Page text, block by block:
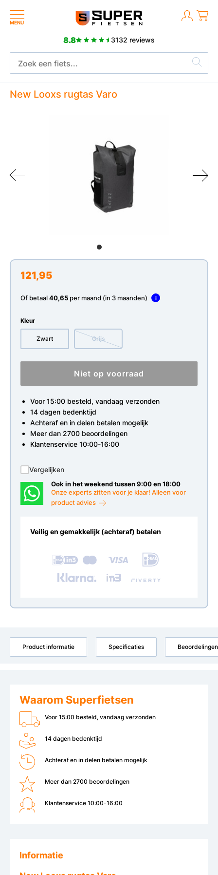
MENU
8.8 3132 reviews
2 jaar fabrieksgarantie
New Looxs rugtas Varo
121,95
Of betaal40,65 per maand (in 3 maanden) i
Kleur
Zwart Grijs
Niet op voorraad
Voor 15:00 besteld, vandaag verzonden
14 dagen bedenktijd
Achteraf en in delen betalen mogelijk
Meer dan 2700 beoordelingen
Klantenservice 10:00-16:00
Vergelijken
Ook in het weekend tussen 9:00 en 18:00
Onze experts zitten voor je klaar! Alleen voor
product advies
Veilig en gemakkelijk (achteraf) betalen
Product informatie Specificaties Beoordelingen
Waarom Superfietsen
Voor 15:00 besteld, vandaag verzonden
14 dagen bedenktijd
Achteraf en in delen betalen mogelijk
Meer dan 2700 beoordelingen
Klantenservice 10:00-16:00
Informatie